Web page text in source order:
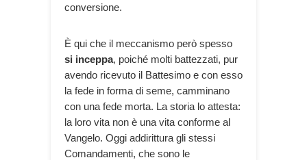
conversione.
È qui che il meccanismo però spesso
si inceppa, poiché molti battezzati, pur
avendo ricevuto il Battesimo e con esso
la fede in forma di seme, camminano
con una fede morta. La storia lo attesta:
la loro vita non è una vita conforme al
Vangelo. Oggi addirittura gli stessi
Comandamenti, che sono le